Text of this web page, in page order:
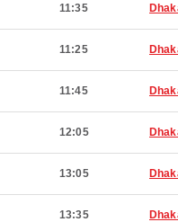
11:35
11:25
11:45
12:05
13:05
13:35